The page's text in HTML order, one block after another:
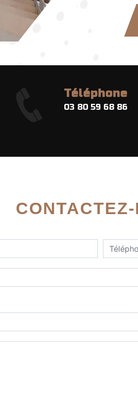
Téléphone
03 80 59 68 86